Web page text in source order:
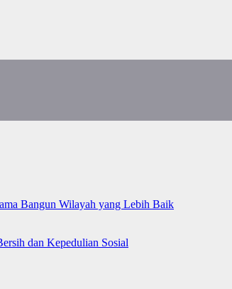
Bangun Wilayah yang Lebih Baik
dan Kepedulian Sosial